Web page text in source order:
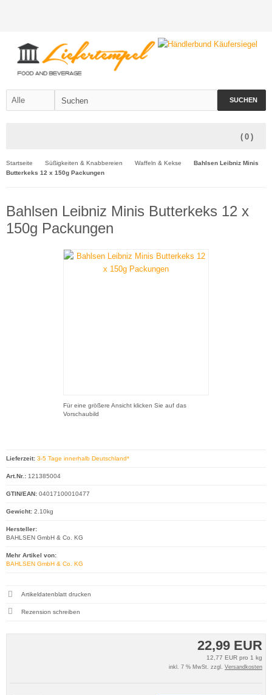
SUCHEN
( 0 )
Startseite Süßigkeiten & Knabbereien Waffeln & Kekse
Bahlsen Leibniz Minis
Butterkeks 12 x 150g Packungen
Bahlsen Leibniz Minis Butterkeks 12 x
150g Packungen
Für eine größere Ansicht klicken Sie auf das
Vorschaubild
22,99 EUR
12,77 EUR pro 1 kg
inkl. 7 % MwSt. zzgl. Versandkosten
Lieferzeit: 3-5 Tage innerhalb Deutschland*
Art.Nr.: 121385004
GTIN/EAN: 04017100010477
Gewicht: 2.10kg
Hersteller:
BAHLSEN GmbH & Co. KG
Mehr Artikel von:
BAHLSEN GmbH & Co. KG
Artikeldatenblatt drucken
Rezension schreiben